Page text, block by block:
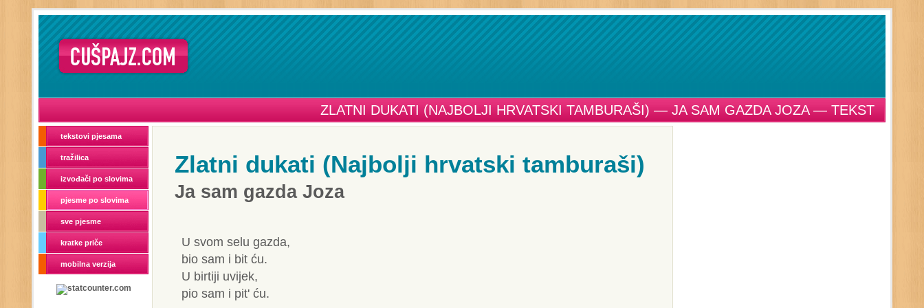
ZLATNI DUKATI (NAJBOLJI HRVATSKI TAMBURAŠI) — JA SAM GAZDA JOZA — TEKST
tekstovi pjesama
tražilica
izvođači po slovima
pjesme po slovima
sve pjesme
kratke priče
mobilna verzija
Zlatni dukati (Najbolji hrvatski tamburaši)
Ja sam gazda Joza
U svom selu gazda,
bio sam i bit ću.
U birtiji uvijek,
pio sam i pit' ću.